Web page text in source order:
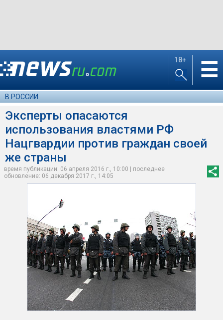
18+ ☰
В РОССИИ
Эксперты опасаются
использования властями РФ
Нацгвардии против граждан своей
же страны
время публикации: 06 апреля 2016 г., 10:00 | последнее
обновление: 06 декабря 2017 г., 14:05